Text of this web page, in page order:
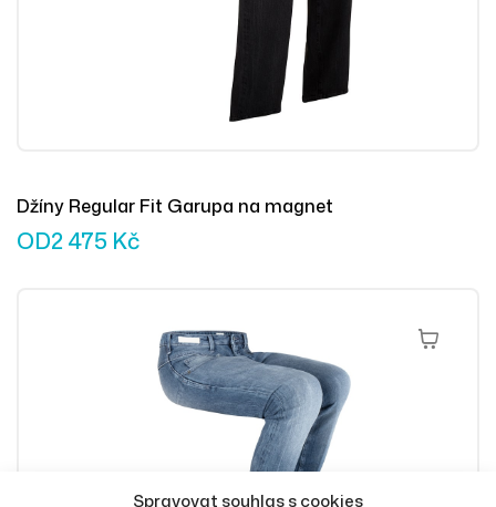
Spravovat souhlas s cookies
Džíny Regular Fit Garupa na magnet
OD2 475 Kč
Výběr